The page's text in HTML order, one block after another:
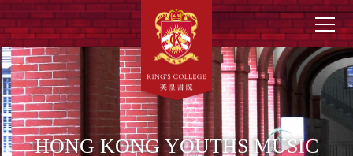
Skip to main content
Main
navigation
HONG KONG YOUTHS MUSIC